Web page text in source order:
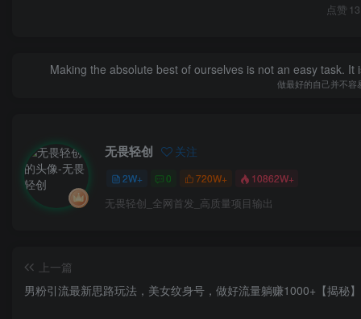
点赞
Making the absolute best of ourselves is not an easy task.
做最好的自己并不容
无畏轻创 关注
2W+ 0 720W+ 10862W+
无畏轻创_全网首发_高质量项目输出
上一篇
男粉引流最新思路玩法，美女纹身号，做好流量躺赚1000+【揭秘】